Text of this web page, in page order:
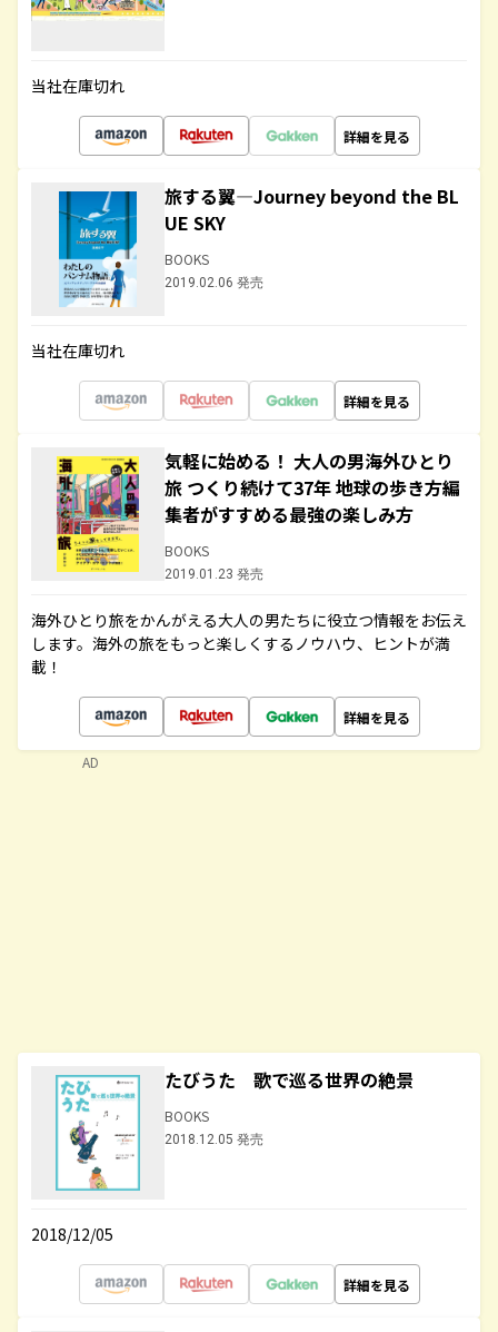
当社在庫切れ
詳細を見る
旅する翼―Journey beyond the BL
UE SKY
BOOKS
2019.02.06 発売
当社在庫切れ
詳細を見る
気軽に始める！ 大人の男海外ひとり
旅 つくり続けて37年 地球の歩き方編
集者がすすめる最強の楽しみ方
BOOKS
2019.01.23 発売
海外ひとり旅をかんがえる大人の男たちに役立つ情報をお伝え
します。海外の旅をもっと楽しくするノウハウ、ヒントが満
載！
詳細を見る
たびうた 歌で巡る世界の絶景
BOOKS
2018.12.05 発売
2018/12/05
詳細を見る
AD